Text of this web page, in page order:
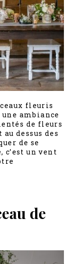
fleuris
ambiance
de fleurs
dessus des
de se
c’est un vent
de